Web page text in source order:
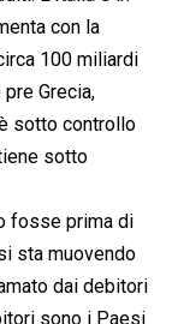
con la
100 miliardi
Grecia,
sotto controllo
sotto
fosse prima di
sta muovendo
dai debitori
sono i Paesi